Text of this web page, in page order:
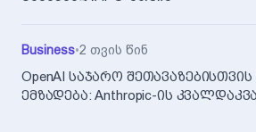
Business•2 თვის წინ
OpenAI საჯარო შეთავაზებისთვის
ემზადება: Anthropic-ის